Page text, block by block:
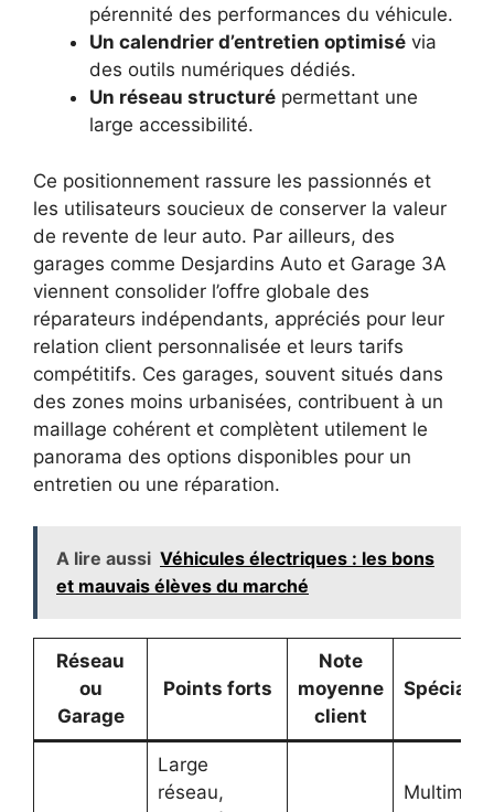
pérennité des performances du véhicule.
Un calendrier d’entretien optimisé via
des outils numériques dédiés.
Un réseau structuré permettant une
large accessibilité.
Ce positionnement rassure les passionnés et
les utilisateurs soucieux de conserver la valeur
de revente de leur auto. Par ailleurs, des
garages comme Desjardins Auto et Garage 3A
viennent consolider l’offre globale des
réparateurs indépendants, appréciés pour leur
relation client personnalisée et leurs tarifs
compétitifs. Ces garages, souvent situés dans
des zones moins urbanisées, contribuent à un
maillage cohérent et complètent utilement le
panorama des options disponibles pour un
entretien ou une réparation.
A lire aussi Véhicules électriques : les bons
et mauvais élèves du marché
Réseau
ou
Garage
Points forts
Note
moyenne
client
Large
réseau,